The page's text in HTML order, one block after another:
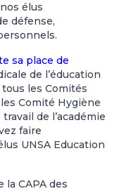
élus
défense,
sa place de
de l’éducation
les Comités
Comité Hygiène
de l’académie
faire
UNSA Education
CAPA des